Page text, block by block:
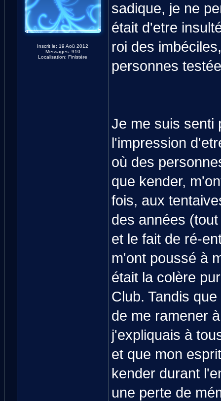
Inscrit le: 19 Aoû 2012
Messages: 910
Localisation: Finistère
sadique, je ne
était d'etre
roi des
personnes
Je me suis senti
l'impression
où des
que kender,
fois, aux
des années
et le fait de ré-
m'ont poussé à
était la colère
Club. Tandis
de me ramener
j'expliquais à
et que mon
kender durant
une perte de